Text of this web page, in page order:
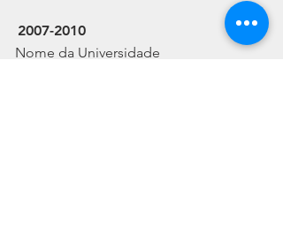
2007-2010
Nome da Universidade